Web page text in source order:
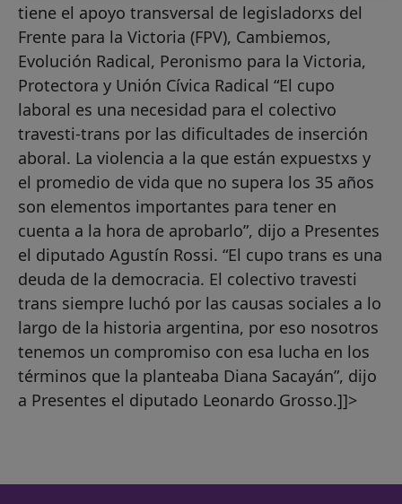
tiene el apoyo transversal de legisladorxs del
Frente para la Victoria (FPV), Cambiemos,
Evolución Radical, Peronismo para la Victoria,
Protectora y Unión Cívica Radical “El cupo
laboral es una necesidad para el colectivo
travesti-trans por las dificultades de inserción
aboral. La violencia a la que están expuestxs y
el promedio de vida que no supera los 35 años
son elementos importantes para tener en
cuenta a la hora de aprobarlo”, dijo a Presentes
el diputado Agustín Rossi. “El cupo trans es una
deuda de la democracia. El colectivo travesti
trans siempre luchó por las causas sociales a lo
largo de la historia argentina, por eso nosotros
tenemos un compromiso con esa lucha en los
términos que la planteaba Diana Sacayán”, dijo
a Presentes el diputado Leonardo Grosso.]]>